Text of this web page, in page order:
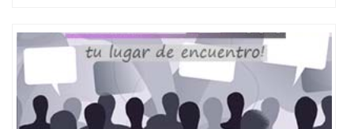
University）圣何塞州立大学毕业证（San Jose State
University）圣何塞州立大学成绩单（San Jose State
University）圣何塞州立大学成绩单（ San Jose State
University）圣何塞州立大学成绩单（San Jose State
University）成绩单圣何塞州立大学文凭（San Jose
State University）圣何塞州立大学（San Jose State